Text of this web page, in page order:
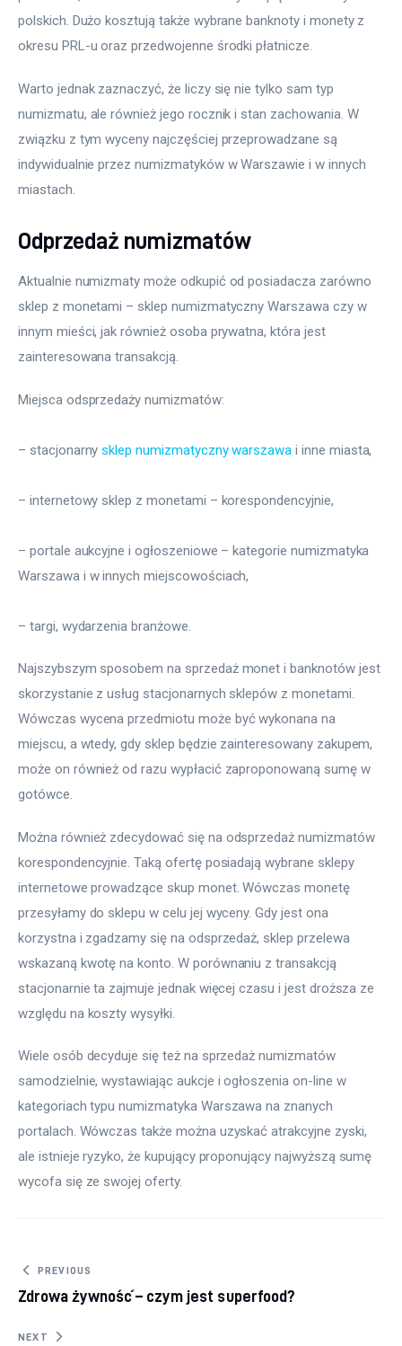
polskich. Dużo kosztują także wybrane banknoty i monety z
okresu PRL-u oraz przedwojenne środki płatnicze.
Warto jednak zaznaczyć, że liczy się nie tylko sam typ
numizmatu, ale również jego rocznik i stan zachowania. W
związku z tym wyceny najczęściej przeprowadzane są
indywidualnie przez numizmatyków w Warszawie i w innych
miastach.
Odprzedaż numizmatów
Aktualnie numizmaty może odkupić od posiadacza zarówno
sklep z monetami – sklep numizmatyczny Warszawa czy w
innym mieści, jak również osoba prywatna, która jest
zainteresowana transakcją.
Miejsca odsprzedaży numizmatów:
– stacjonarny sklep numizmatyczny warszawa i inne miasta,
– internetowy sklep z monetami – korespondencyjnie,
– portale aukcyjne i ogłoszeniowe – kategorie numizmatyka
Warszawa i w innych miejscowościach,
– targi, wydarzenia branżowe.
Najszybszym sposobem na sprzedaż monet i banknotów jest
skorzystanie z usług stacjonarnych sklepów z monetami.
Wówczas wycena przedmiotu może być wykonana na
miejscu, a wtedy, gdy sklep będzie zainteresowany zakupem,
może on również od razu wypłacić zaproponowaną sumę w
gotówce.
Można również zdecydować się na odsprzedaż numizmatów
korespondencyjnie. Taką ofertę posiadają wybrane sklepy
internetowe prowadzące skup monet. Wówczas monetę
przesyłamy do sklepu w celu jej wyceny. Gdy jest ona
korzystna i zgadzamy się na odsprzedaż, sklep przelewa
wskazaną kwotę na konto. W porównaniu z transakcją
stacjonarnie ta zajmuje jednak więcej czasu i jest droższa ze
względu na koszty wysyłki.
Wiele osób decyduje się też na sprzedaż numizmatów
samodzielnie, wystawiając aukcje i ogłoszenia on-line w
kategoriach typu numizmatyka Warszawa na znanych
portalach. Wówczas także można uzyskać atrakcyjne zyski,
ale istnieje ryzyko, że kupujący proponujący najwyższą sumę
wycofa się ze swojej oferty.
Nawigacja wpisu
PREVIOUS
Zdrowa żywność – czym jest superfood?
NEXT